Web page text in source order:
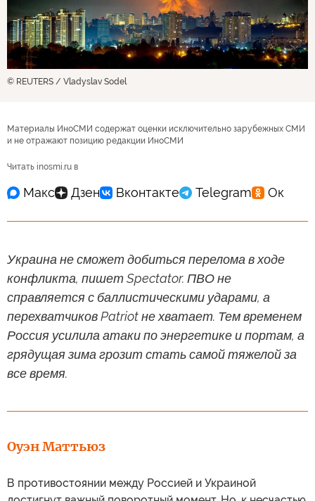
© REUTERS / Vladyslav Sodel
Материалы ИноСМИ содержат оценки исключительно зарубежных СМИ
и не отражают позицию редакции ИноСМИ
Читать inosmi.ru в
Украина не сможет добиться перелома в ходе
конфликта, пишет Spectator. ПВО не
справляется с баллистическими ударами, а
перехватчиков Patriot не хватает. Тем временем
Россия усилила атаки по энергетике и портам, а
грядущая зима грозит стать самой тяжелой за
все время.
Оуэн Маттьюз
В противостоянии между Россией и Украиной